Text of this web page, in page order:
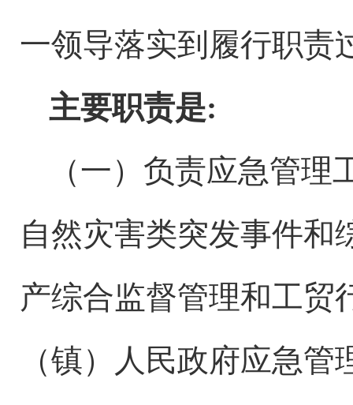
一领导落实到履行职责
主要职责是:
（一）负责应急管理
自然灾害类突发事件和
产综合监督管理和工贸
（镇）
人民政府应急管